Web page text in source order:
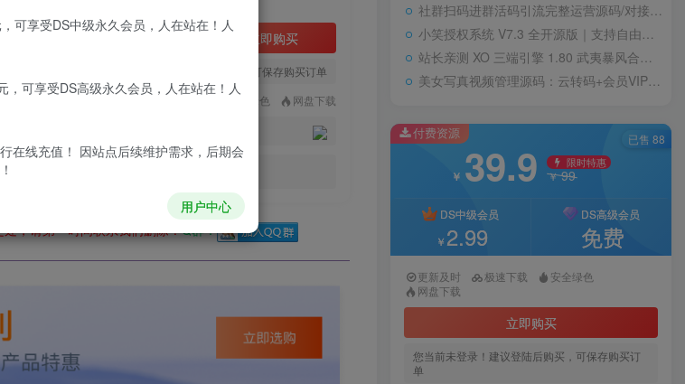
立即购买
您当前未登录！建议登陆后购买，可保存购买订单
更新及时
极速下载 安全绿色 网盘下载
如有疑问请及时联系站长QQ：
源，
，请第一时间联系我们删除！Q群：
社群扫码进群活码引流完整运营源码/对接免签约支付接口/推广正常绑定下级
小笑授权系统 V7.3 全开源版｜支持自由二次开发
站长亲测 XO 三端引擎 1.80 武夷暴风合击复古传奇手游服务端 魔神领域盘古圣地降魔天堂
美女写真视频管理源码：云转码+会员VIP系统，一键采集+代理系统全支持
付费资源
￥ 39.9 限时特惠
￥99
DS中级会员
￥ 2.99
DS高级会员
免费
更新及时 极速下载
安全绿色
网盘下载
立即购买
您当前未登录！建议登陆后购买，可保存购买订
单
已售 88
可享受DS中级永久会员，人在站在！人
，可享受DS高级永久会员，人在站在！人
在线充值！ 因站点后续维护需求，后期会
用户中心